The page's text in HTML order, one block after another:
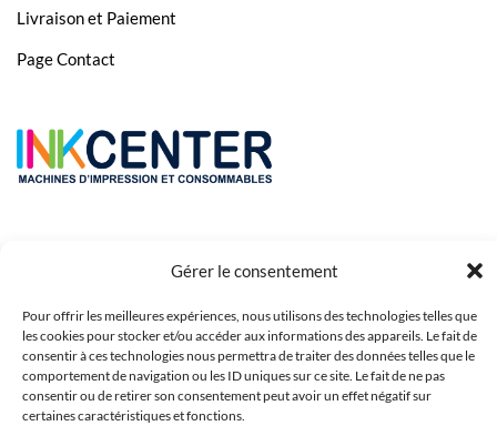
Gérer le consentement
Pour offrir les meilleures expériences, nous utilisons des technologies telles que
les cookies pour stocker et/ou accéder aux informations des appareils. Le fait de
consentir à ces technologies nous permettra de traiter des données telles que le
comportement de navigation ou les ID uniques sur ce site. Le fait de ne pas
consentir ou de retirer son consentement peut avoir un effet négatif sur
certaines caractéristiques et fonctions.
Livraison et Paiement
Page Contact
Copyright 2023 © Inkcenter - Webdesign byMedia84